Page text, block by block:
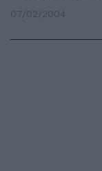
07/02/2004